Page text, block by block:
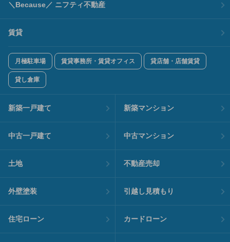
＼Because／ ニフティ不動産
賃貸
月極駐車場 賃貸事務所・賃貸オフィス 貸店舗・店舗賃貸
貸し倉庫
新築一戸建て 新築マンション
中古一戸建て 中古マンション
土地 不動産売却
外壁塗装 引越し見積もり
住宅ローン カードローン